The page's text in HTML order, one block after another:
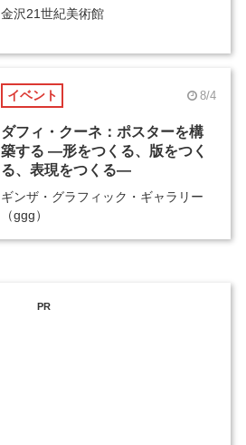
金沢21世紀美術館
イベント 8/4
ダフィ・クーネ：ポスターを構
築する ―形をつくる、版をつく
る、表現をつくる―
ギンザ・グラフィック・ギャラリー
（ggg）
PR